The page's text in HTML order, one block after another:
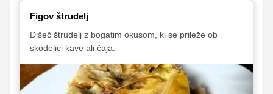
Figov štrudelj
Dišeč štrudelj z bogatim okusom, ki se prileže ob
skodelici kave ali čaja.